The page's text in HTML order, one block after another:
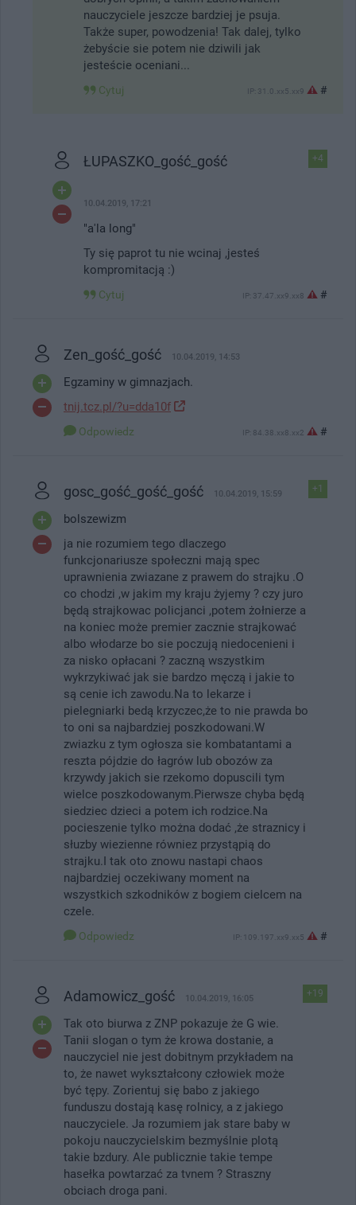
nauczyciele jeszcze bardziej je psuja.
Także super, powodzenia! Tak dalej, tylko
żebyście sie potem nie dziwili jak
jesteście oceniani...
Cytuj IP: 31.0.xx5.xx9 #
+4
ŁUPASZKO_gość_gość
10.04.2019, 17:21
"a'la long"
Ty się paprot tu nie wcinaj ,jesteś
kompromitacją :)
Cytuj IP: 37.47.xx9.xx8 #
Zen_gość_gość 10.04.2019, 14:53
Egzaminy w gimnazjach.
tnij.tcz.pl/?u=dda10f
Odpowiedz IP: 84.38.xx8.xx2 #
+1
gosc_gość_gość_gość 10.04.2019, 15:59
bolszewizm
ja nie rozumiem tego dlaczego
funkcjonariusze społeczni mają spec
uprawnienia zwiazane z prawem do strajku .O
co chodzi ,w jakim my kraju żyjemy ? czy juro
będą strajkowac policjanci ,potem żołnierze a
na koniec może premier zacznie strajkować
albo włodarze bo sie poczują niedocenieni i
za nisko opłacani ? zaczną wszystkim
wykrzykiwać jak sie bardzo męczą i jakie to
są cenie ich zawodu.Na to lekarze i
pielegniarki bedą krzyczec,że to nie prawda bo
to oni sa najbardziej poszkodowani.W
zwiazku z tym ogłosza sie kombatantami a
reszta pójdzie do łagrów lub obozów za
krzywdy jakich sie rzekomo dopuscili tym
wielce poszkodowanym.Pierwsze chyba będą
siedziec dzieci a potem ich rodzice.Na
pocieszenie tylko można dodać ,że straznicy i
słuzby wiezienne równiez przystąpią do
strajku.I tak oto znowu nastapi chaos
najbardziej oczekiwany moment na
wszystkich szkodników z bogiem cielcem na
czele.
Odpowiedz IP: 109.197.xx9.xx5 #
+19
Adamowicz_gość 10.04.2019, 16:05
Tak oto biurwa z ZNP pokazuje że G wie.
Tanii slogan o tym że krowa dostanie, a
nauczyciel nie jest dobitnym przykładem na
to, że nawet wykształcony człowiek może
być tępy. Zorientuj się babo z jakiego
funduszu dostają kasę rolnicy, a z jakiego
nauczyciele. Ja rozumiem jak stare baby w
pokoju nauczycielskim bezmyślnie plotą
takie bzdury. Ale publicznie takie tempe
hasełka powtarzać za tvnem ? Straszny
obciach droga pani.